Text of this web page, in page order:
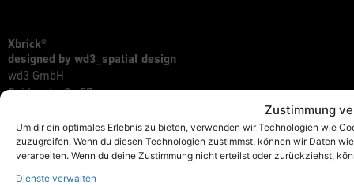
Zustimmung
Um dir ein optimales Erlebnis zu bieten, verwenden wir Technologien wie
zuzugreifen. Wenn du diesen Technologien zustimmst, können wir Daten
verarbeiten. Wenn du deine Zustimmung nicht erteilst oder zurückziehst,
Dienste verwalten
Xbrick®
designed by wd3_spatial design
wd3 GmbH
Seidenstraße 57
info@xbrick.eu
+49 711 284 977 20
Folge Xbrick®